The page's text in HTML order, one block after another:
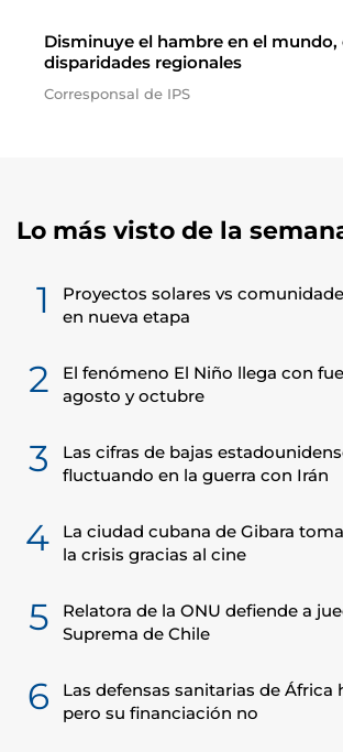
Disminuye el hambre en el mundo,
disparidades regionales
Corresponsal de IPS
Lo más visto de la
1
Proyectos solares vs
en nueva etapa
2
El fenómeno El Niño llega con
agosto y octubre
3
Las cifras de bajas
fluctuando en la guerra con Irán
4
La ciudad cubana de Gibara
la crisis gracias al cine
5
Relatora de la ONU defiende a
Suprema de Chile
6
Las defensas sanitarias de África
pero su financiación no